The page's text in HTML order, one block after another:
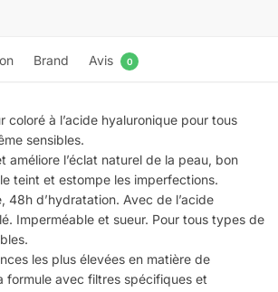
Brand Avis 0
coloré à l’acide hyaluronique pour tous
sensibles.
améliore l’éclat naturel de la peau, bon
teint et estompe les imperfections.
48h d’hydratation. Avec de l’acide
Imperméable et sueur. Pour tous types de
les plus élevées en matière de
formule avec filtres spécifiques et